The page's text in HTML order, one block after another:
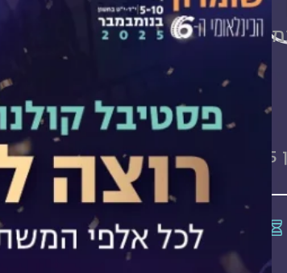
רצועת סרטים קצרים
יתקיים קוקטייל
16:30
תקציר הסרט:
ברוך חולם להגיע לגן